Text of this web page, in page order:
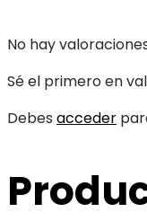
No hay
Sé el primero en
Debes acceder